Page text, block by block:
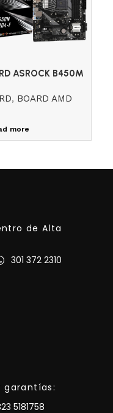
ASROCK B450M
, BOARD AMD
more
de Alta
301 372 2310
garantías:
5181758